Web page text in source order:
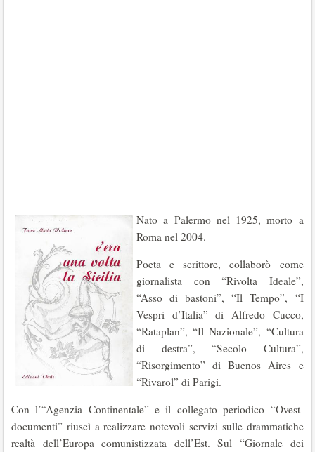
Nato a Palermo nel 1925, morto a
Roma nel 2004.
Poeta e scrittore, collaborò come
giornalista con “Rivolta Ideale”,
“Asso di bastoni”, “Il Tempo”, “I
Vespri d’Italia” di Alfredo Cucco,
“Rataplan”, “Il Nazionale”, “Cultura
di destra”, “Secolo Cultura”,
“Risorgimento” di Buenos Aires e
“Rivarol” di Parigi.
Con l’“Agenzia Continentale” e il collegato periodico “Ovest-
documenti” riuscì a realizzare notevoli servizi sulle drammatiche
realtà dell’Europa comunistizzata dell’Est. Sul “Giornale dei